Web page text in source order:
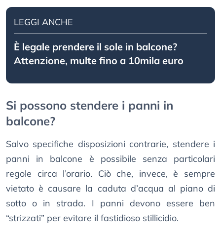
LEGGI ANCHE
È legale prendere il sole in balcone?
Attenzione, multe fino a 10mila euro
Si possono stendere i panni in
balcone?
Salvo specifiche disposizioni contrarie, stendere i
panni in balcone è possibile senza particolari
regole circa l’orario. Ciò che, invece, è sempre
vietato è causare la caduta d’acqua al piano di
sotto o in strada. I panni devono essere ben
“strizzati” per evitare il fastidioso stillicidio.